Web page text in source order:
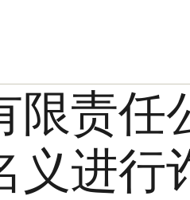
限责任
义进行